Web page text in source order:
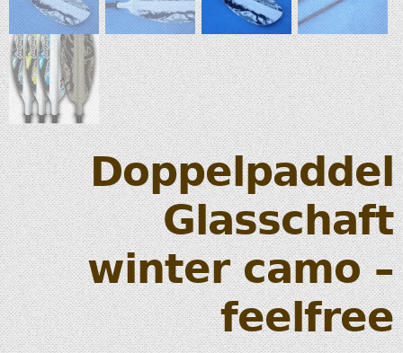
Doppelpaddel
Glasschaft
winter camo –
feelfree